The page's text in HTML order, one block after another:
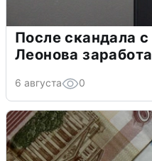
После скандала
Леонова
6 августа 0